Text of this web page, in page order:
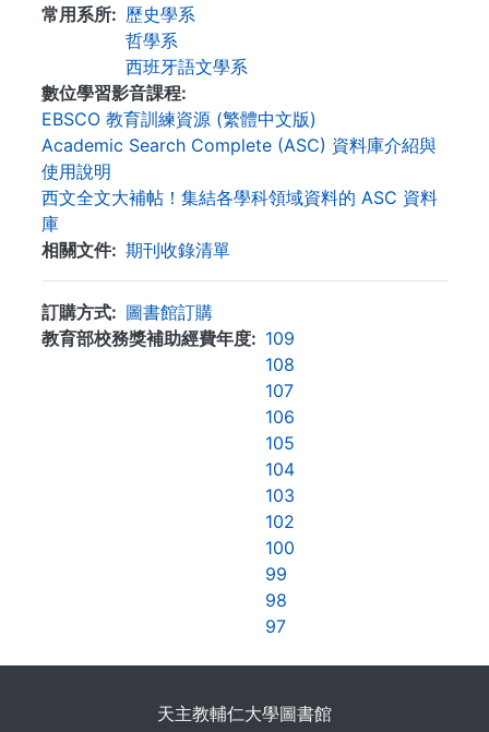
常用系所
歷史學系
哲學系
西班牙語文學系
數位學習影音課程
EBSCO 教育訓練資源 (繁體中文版)
Academic Search Complete (ASC) 資料庫介紹與
使用說明
西文全文大補帖！集結各學科領域資料的 ASC 資料
庫
相關文件
期刊收錄清單
訂購方式
圖書館訂購
教育部校務獎補助經費年度
109
108
107
106
105
104
103
102
100
99
98
97
天主教輔仁大學圖書館